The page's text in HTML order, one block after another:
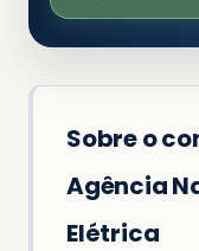
Sobre o
Agência
Elétrica